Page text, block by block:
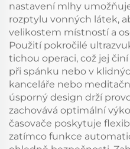
nastavení mlhy
rozptylu vonných látek,
velikostem místností a
Použití pokročilé
tichou operaci, což jej
při spánku nebo v
kanceláře nebo
úsporný design drží
zachovává optimální
časovače poskytuje
zatímco funkce